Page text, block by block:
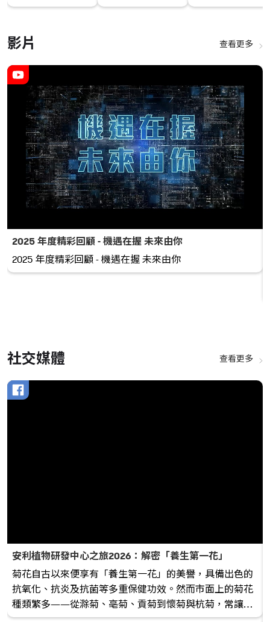
更好的自己！💯
售中
增禮品選項🎁
影片 查看更多
2025 年度精彩回顧 - 機遇在握 未來由你
2025 年度精彩回顧 - 機遇在握 未來由你
社交媒體 查看更多
安利植物研發中心之旅2026：解密「養生第一花」
菊花自古以來便享有「養生第一花」的美譽，具備出色的
抗氧化、抗炎及抗菌等多重保健功效。然而市面上的菊花
種類繁多——從滁菊、亳菊、貢菊到懷菊與杭菊，常讓想